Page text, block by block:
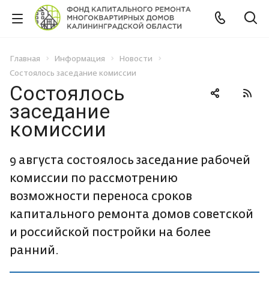
Главная Информация
Новости
Состоялось заседание комиссии
Состоялось
заседание
комиссии
9 августа состоялось заседание рабочей
комиссии по рассмотрению
возможности переноса сроков
капитального ремонта домов советской
и российской постройки на более
ранний.